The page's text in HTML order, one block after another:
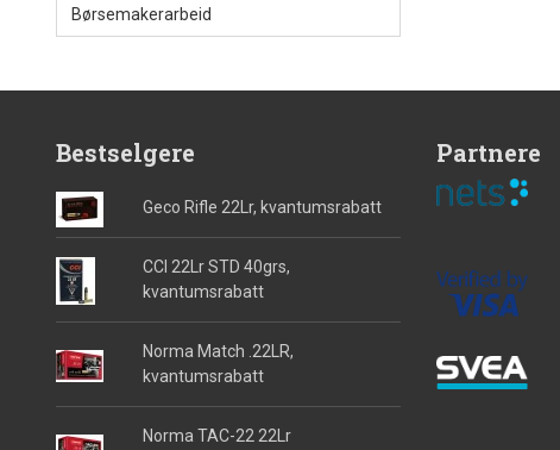
Børsemakerarbeid
Bestselgere
Geco Rifle 22Lr, kvantumsrabatt
CCI 22Lr STD 40grs,
kvantumsrabatt
Norma Match .22LR,
kvantumsrabatt
Norma TAC-22 22Lr
Partnere